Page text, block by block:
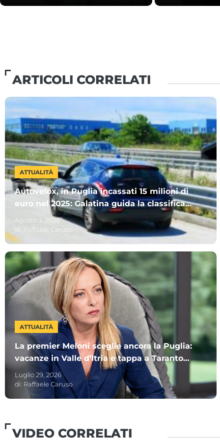
ARTICOLI CORRELATI
ATTUALITÀ
Autovelox, in Puglia incassati 15 milioni di
euro nel 2025: Galatina guida la classifica.
Ecco gli altri Comuni più “cari”
Agosto 3, 2026
di: Raffaele Caruso
ATTUALITÀ
La premier Meloni sceglie ancora la Puglia:
vacanze in Valle d’Itria e tappa a Taranto
per i Giochi del Mediterraneo
Luglio 29, 2026
di: Raffaele Caruso
VIDEO CORRELATI